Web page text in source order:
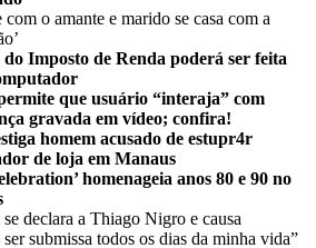
o amante e marido se casa com a
Imposto de Renda poderá ser feita
que usuário “interaja” com
gravada em vídeo; confira!
homem acusado de estupr4r
de loja em Manaus
homenageia anos 80 e 90 no
declara a Thiago Nigro e causa
submissa todos os dias da minha vida”